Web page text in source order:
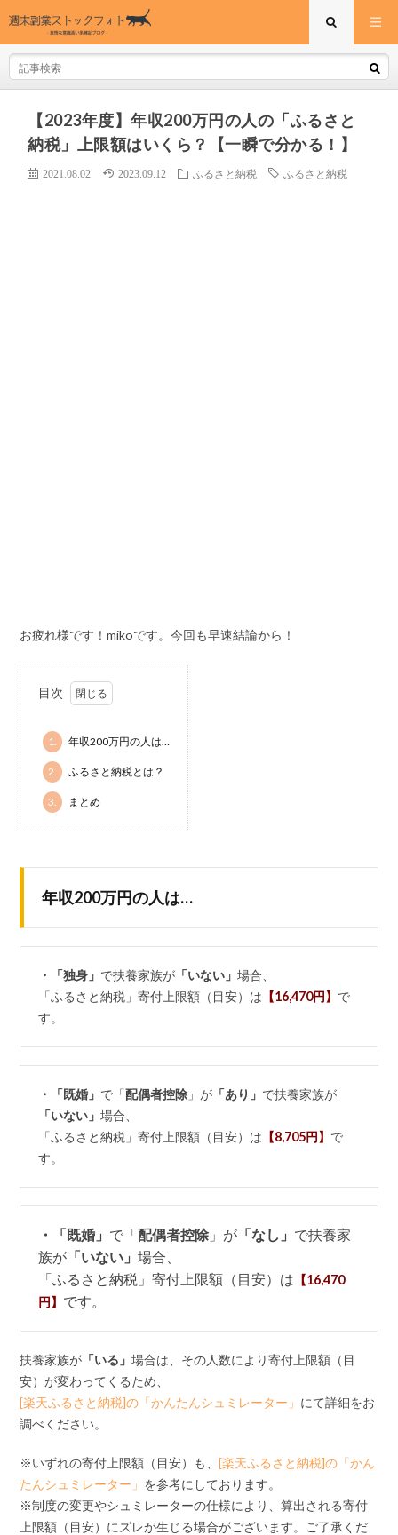
【2023年度】年収200万円の人の「ふるさと
納税」上限額はいくら？【一瞬で分かる！】
2021.08.02 2023.09.12 ふるさと納税 ふるさと納税
お疲れ様です！mikoです。今回も早速結論から！
目次
1. 年収200万円の人は…
2. ふるさと納税とは？
3. まとめ
年収200万円の人は…
・「独身」 で扶養家族が 「いない」場合、
「ふるさと納税」寄付上限額（目安）は 【16,470円】 で
す。
・「既婚」 で「配偶者控除 」が 「あり」 で扶養家族が
「いない」場合、
「ふるさと納税」寄付上限額（目安）は 【8,705円】 で
す。
・「既婚」 で「配偶者控除 」が 「なし」 で扶養家
族が 「いない」場合、
「ふるさと納税」寄付上限額（目安）は 【16,470
円】 です。
扶養家族が 「いる」場合は、その人数により寄付上限額（目
安）が変わってくるため、
[楽天ふるさと納税]の「かんたんシュミレーター」 にて詳細をお
調べください。
※いずれの寄付上限額（目安）も、[楽天ふるさと納税]の「かん
たんシュミレーター」 を参考にしております。
※制度の変更やシュミレーターの仕様により、算出される寄付
上限額（目安）にズレが生じる場合がございます。ご了承くだ